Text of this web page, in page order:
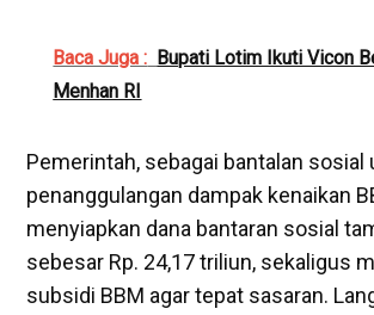
Baca Juga : Bupati Lotim Ikuti Vicon
Menhan RI
Pemerintah, sebagai bantalan sosial
penanggulangan dampak kenaikan
menyiapkan dana bantaran sosial
sebesar Rp. 24,17 triliun, sekaligus
subsidi BBM agar tepat sasaran.